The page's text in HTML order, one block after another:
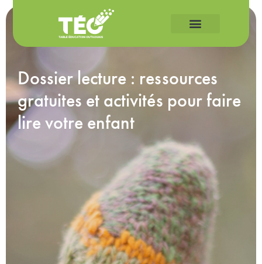
Dossier lecture : ressources
gratuites et activités pour faire
lire votre enfant